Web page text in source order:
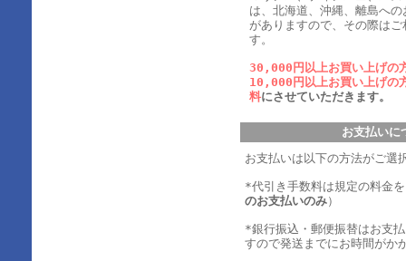
は、北海道、沖縄、離島へ
がありますので、その際は
す。
30,000円以上お買い上げの
10,000円以上お買い上げの
料にさせていただきます。
お支払いに
お支払いは以下の方法がご選
*代引き手数料は規定の料金
のお支払いのみ）
*銀行振込・郵便振替はお支
すので発送までにお時間がか